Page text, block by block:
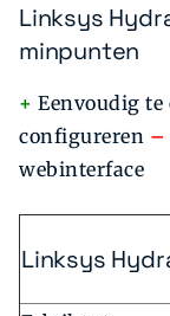
Linksys
minpunten
+ Eenvoudig
configureren –
webinterface
Linksys